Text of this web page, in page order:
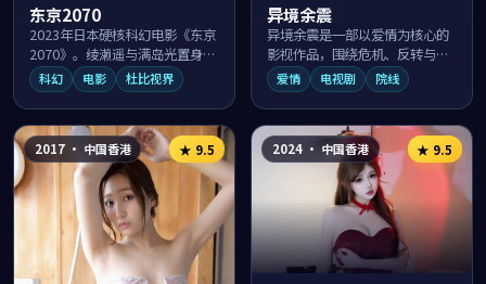
东京2070
2023年日本硬核科幻电影《东京
2070》。绫濑遥与满岛光置身近
未来世界，面对人工智能、克隆
与人类伦理的多重命题，导演中
村义洋以...
科幻 电影 杜比视界
异境余震
异境余震是一部以爱情为核心的
影视作品，围绕危机、反转与人
物成长展开，整体节奏紧凑，值
得推荐观看。
爱情 电视剧 院线
2017· 中国香港 ★ 9.5 2024· 中国香港 ★ 9.5